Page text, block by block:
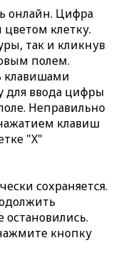
онлайн. Цифра
клетку.
так и кликнув
полем.
клавишами
для ввода цифры
Неправильно
клавиш
"X"
сохраняется.
остановились.
кнопку